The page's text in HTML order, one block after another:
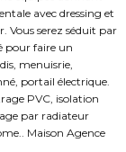
avec dressing et
Vous serez séduit par
pour faire un
menuisrie,
portail électrique.
PVC, isolation
par radiateur
Maison Agence